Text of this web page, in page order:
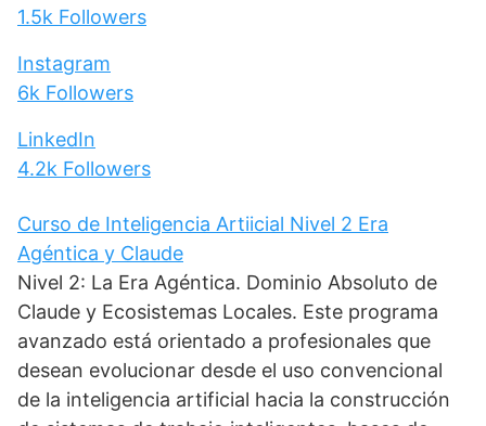
1.5k Followers
Instagram
6k Followers
LinkedIn
4.2k Followers
Curso de Inteligencia Artiicial Nivel 2 Era
Agéntica y Claude
Nivel 2: La Era Agéntica. Dominio Absoluto de
Claude y Ecosistemas Locales. Este programa
avanzado está orientado a profesionales que
desean evolucionar desde el uso convencional
de la inteligencia artificial hacia la construcción